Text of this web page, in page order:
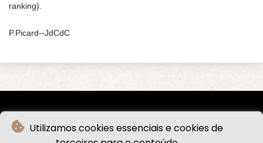
Utilizamos cookies essenciais e cookies de
ranking).
P.Picard--JdCdC